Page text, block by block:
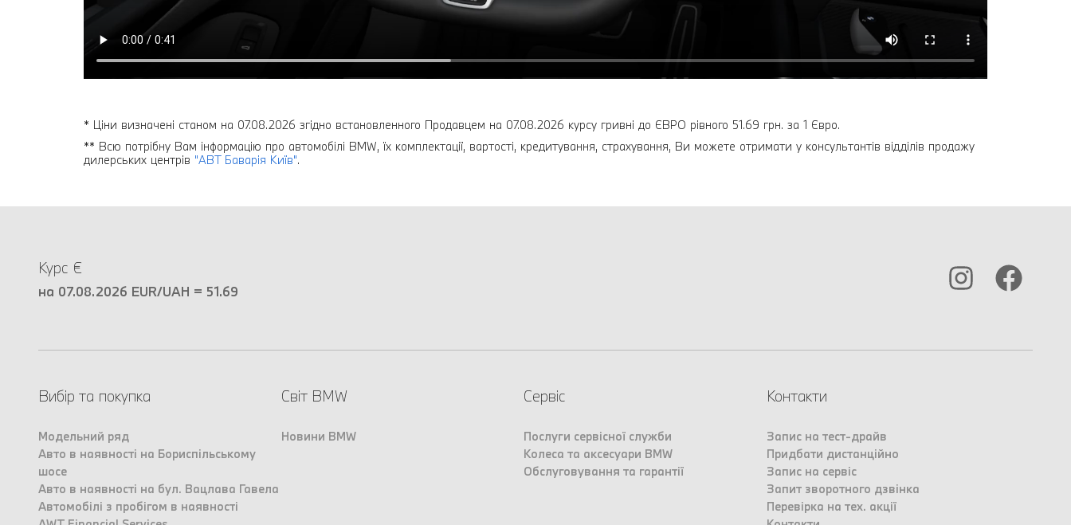
* Ціни визначені станом на 07.08.2026 згідно встановленного Продавцем на 07.08.2026 курсу гривні до ЄВРО рівного 51.69 грн. за 1 Євро.
** Всю потрібну Вам інформацію про автомобілі BMW, їх комплектації, вартості, кредитування, страхування, Ви можете отримати у консультантів відділів продажу
дилерських центрів "АВТ Баварія Київ".
Курс €
на 07.08.2026 EUR/UAH = 51.69
Вибір та покупка
Модельний ряд
Авто в наявності на Бориспільському
шосе
Авто в наявності на бул. Вацлава Гавела
Автомобілі з пробігом в наявності
Світ BMW
Новини BMW
Сервіс
Послуги сервісної служби
Колеса та аксесуари BMW
Обслуговування та гарантії
Контакти
Запис на тест-драйв
Придбати дистанційно
Запис на сервіс
Запит зворотного дзвінка
Перевірка на тех. акції